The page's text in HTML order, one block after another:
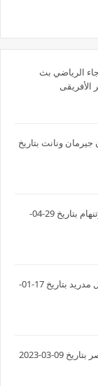
الرياضي بث
ونانت بتاريخ
بث مباشرمشاهدة مباراة ليفربول وتوتنهام بتاريخ 29-04-
بث مباشرمشاهدة مباراة فياريال وريال مدريد بتاريخ 17-01-
بث مباشر مشاهدة مباراة الإتحاد والنصر بتاريخ 09-03-2023